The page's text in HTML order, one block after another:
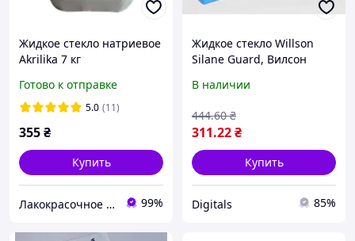
Жидкое стекло натриевое
Akrilika 7 кг
Готово к отправке
5.0 (11)
355₴
Купить
Лакокрасочное производство Akrilika-Fantazia 99%
Жидкое стекло Willson
Silane Guard, Вилсон
кузова вашего
Эксклюзивный
В наличии
311.22₴
444.60 ₴
Купить
Digitals 85%